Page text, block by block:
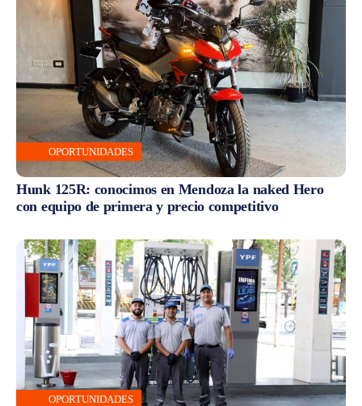
OPORTUNIDADES
Hunk 125R: conocimos en Mendoza la naked Hero
con equipo de primera y precio competitivo
OPORTUNIDADES